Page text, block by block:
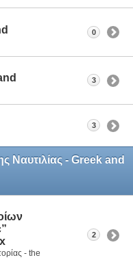
0
3
3
Ναυτιλίας - Greek and
- the
2